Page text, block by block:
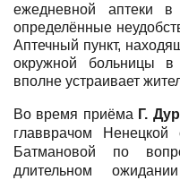
ежедневной аптеки
определённые
Аптечный пункт,
окружной больницы
вполне устраивает
Во время приёма Г.
главврачом
Батмановой по
длительном